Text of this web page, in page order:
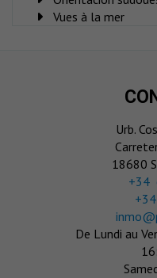
Vues à la mer
Urb.
18680
‎+34
De Lundi au